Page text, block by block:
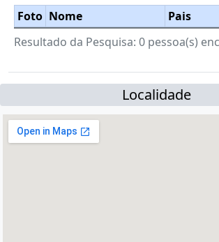
Foto Nome
Pais
Resultado da Pesquisa: 0 pessoa(s)
Localidade